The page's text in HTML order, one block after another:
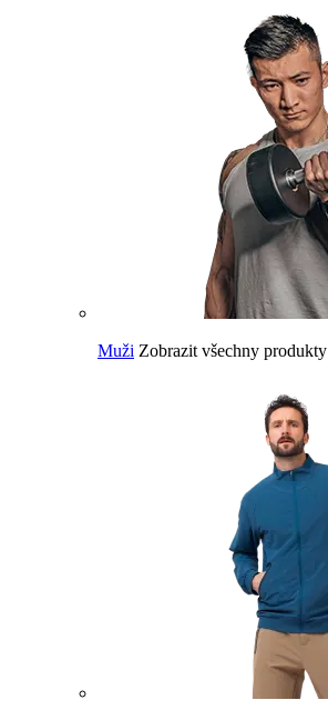
Muži Zobrazit všechny produkty